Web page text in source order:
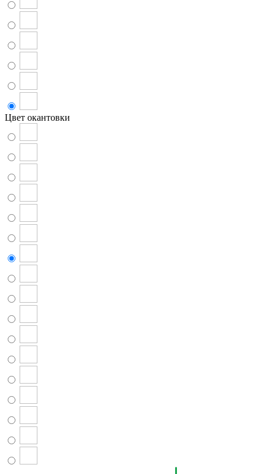
Цвет окантовки